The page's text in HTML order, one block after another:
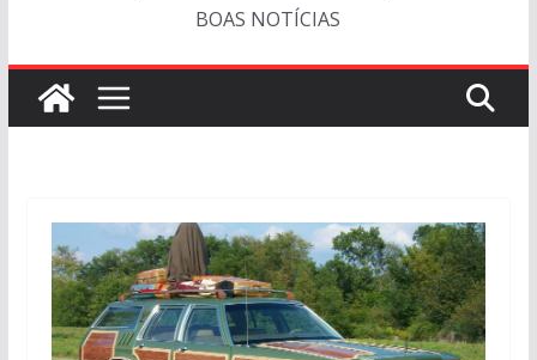
BOAS NOTÍCIAS